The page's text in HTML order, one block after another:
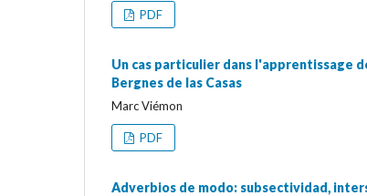
PDF
Un cas particulier dans l'apprentissage
Bergnes de las Casas
Marc Viémon
PDF
Adverbios de modo: subsectividad,